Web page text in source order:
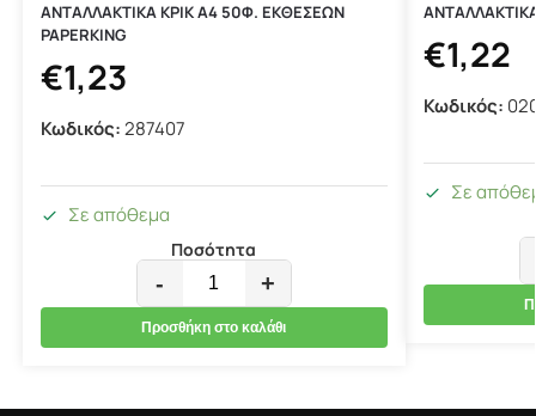
ΑΝΤΑΛΛΑΚΤΙΚΑ ΚΡΙΚ Α4 50Φ. ΕΚΘΕΣΕΩΝ
PAPERKING
€1,23
Κωδικός:287407
Σε απόθεμα
Ποσότητα
- +
Προσθήκη στο καλάθι
€1,22
Κωδικός:
Σε